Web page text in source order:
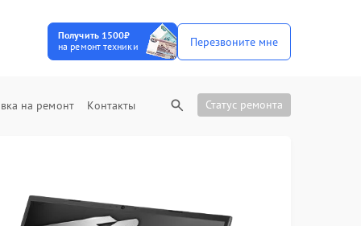
Получить 1500₽
на ремонт техники
Перезвоните мне
на ремонт Контакты Статус ремонта